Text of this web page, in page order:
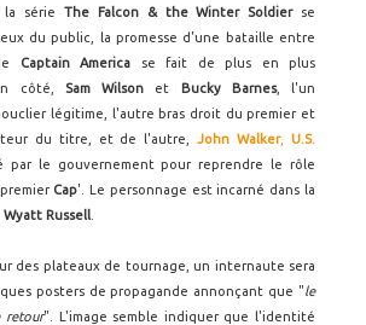
la sérieThe Falcon & the Winter Soldierse
du public, la promesse d'une bataille entre
Captain America se fait de plus en plus
côté,
Sam Wilson et Bucky Barnes, l'un
légitime, l'autre bras droit du premier et
du titre, et de l'autre,John Walker,U.S.
par le gouvernement pour reprendre le rôle
Cap'. Le personnage est incarné dans la
Wyatt Russell
des plateaux de tournage, un internaute sera
posters de propagande annonçant que "le
retour". L'image semble indiquer que l'identité